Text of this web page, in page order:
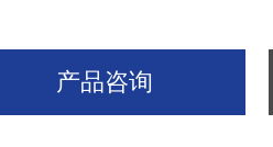
产品咨询